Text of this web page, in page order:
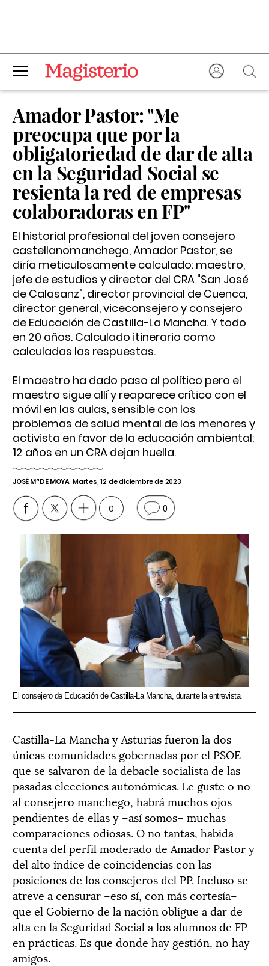
Amador Pastor: "Me
preocupa que por la
obligatoriedad de dar de alta
en la Seguridad Social se
resienta la red de empresas
colaboradoras en FP"
El historial profesional del joven consejero
castellanomanchego, Amador Pastor, se
diría meticulosamente calculado: maestro,
jefe de estudios y director del CRA "San José
de Calasanz", director provincial de Cuenca,
director general, viceconsejero y consejero
de Educación de Castilla-La Mancha. Y todo
en 20 años. Calculado itinerario como
calculadas las respuestas.
El maestro ha dado paso al político pero el
maestro sigue allí y reaparece crítico con el
móvil en las aulas, sensible con los
problemas de salud mental de los menores y
activista en favor de la educación ambiental:
12 años en un CRA dejan huella.
JOSÉ Mª DE MOYA Martes, 12 de diciembre de 2023
0 0
El consejero de Educación de Castilla-La Mancha, durante la entrevista.
Castilla-La Mancha y Asturias fueron la dos
únicas comunidades gobernadas por el PSOE
que se salvaron de la debacle socialista de las
pasadas elecciones autonómicas. Le guste o no
al consejero manchego, habrá muchos ojos
pendientes de ellas y –así somos– muchas
comparaciones odiosas. O no tantas, habida
cuenta del perfil moderado de Amador Pastor y
del alto índice de coincidencias con las
posiciones de los consejeros del PP. Incluso se
atreve a censurar –eso sí, con más cortesía–
que el Gobierno de la nación obligue a dar de
alta en la Seguridad Social a los alumnos de FP
en prácticas. Es que donde hay gestión, no hay
amigos.